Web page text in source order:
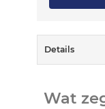
Details
Wat